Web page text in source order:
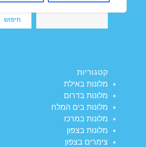
חיפוש
חיפוש
קטגוריות
מלונות באילת
מלונות בדרום
מלונות בים המלח
מלונות במרכז
מלונות בצפון
צימרים בצפון